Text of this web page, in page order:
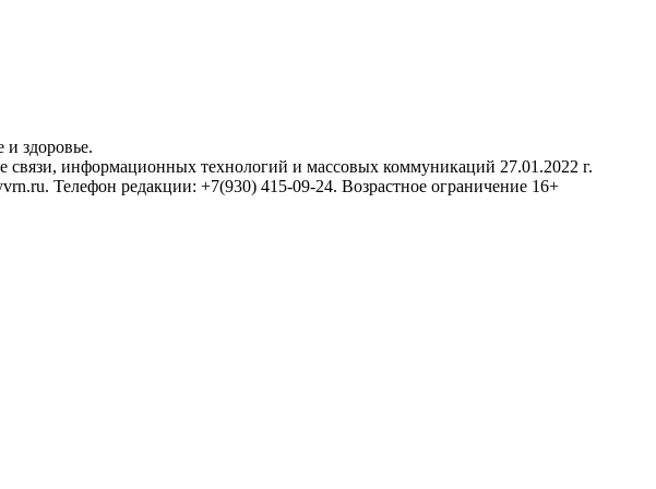
здоровье.
информационных технологий и массовых коммуникаций 27.01.2022 г.
Телефон редакции: +7(930) 415-09-24. Возрастное ограничение 16+